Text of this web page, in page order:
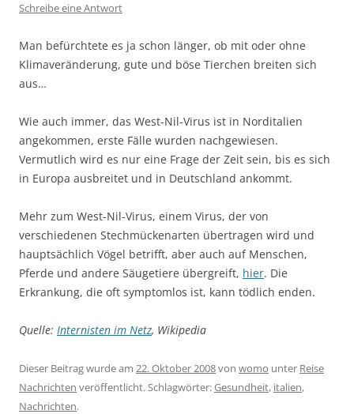
Schreibe eine Antwort
Man befürchtete es ja schon länger, ob mit oder ohne
Klimaveränderung, gute und böse Tierchen breiten sich
aus…
Wie auch immer, das West-Nil-Virus ist in Norditalien
angekommen, erste Fälle wurden nachgewiesen.
Vermutlich wird es nur eine Frage der Zeit sein, bis es sich
in Europa ausbreitet und in Deutschland ankommt.
Mehr zum West-Nil-Virus, einem Virus, der von
verschiedenen Stechmückenarten übertragen wird und
hauptsächlich Vögel betrifft, aber auch auf Menschen,
Pferde und andere Säugetiere übergreift, hier. Die
Erkrankung, die oft symptomlos ist, kann tödlich enden.
Quelle: Internisten im Netz, Wikipedia
Dieser Beitrag wurde am 22. Oktober 2008von womo unter Reise
Nachrichten veröffentlicht. Schlagwörter:Gesundheit, italien,
Nachrichten.